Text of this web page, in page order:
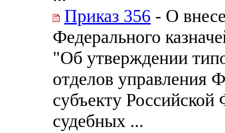
Приказ 356 - О
Федерального
"Об утверждении
отделов управления
субъекту
судебных ...